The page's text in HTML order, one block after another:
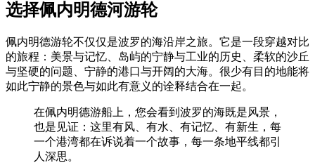
选择佩内明德河游轮
佩内明德游轮不仅仅是波罗的海沿岸之旅。它是一段穿越对比
的旅程：美景与记忆、岛屿的宁静与工业的历史、柔软的沙丘
与坚硬的问题、宁静的港口与开阔的大海。很少有目的地能将
如此宁静的景色与如此有意义的诠释结合在一起。
在佩内明德游船上，您会看到波罗的海既是风景，
也是见证：这里有风、有水、有记忆、有新生，每
一个港湾都在诉说着一个故事，每一条地平线都引
人深思。